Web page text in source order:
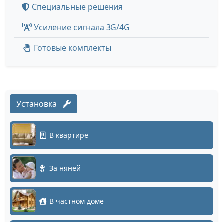
Специальные решения
Усиление сигнала 3G/4G
Готовые комплекты
Установка
В квартире
За няней
В частном доме